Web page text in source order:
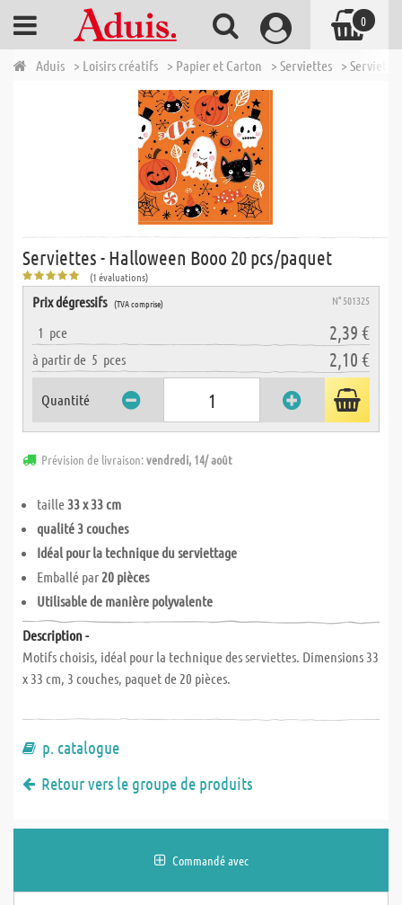
Aduis > Loisirs créatifs > Papier et Carton > Serviettes >
Serviettes - Halloween Booo 20 pcs/paquet
(1 évaluations)
Prix dégressifs (TVA comprise) N° 501325
1 pce 2,39 €
à partir de 5 pces 2,10 €
Quantité
Prévision de livraison:vendredi, 14/ août
taille 33 x 33 cm
qualité 3 couches
Idéal pour la technique du serviettage
Emballé par20 pièces
Utilisable de manière polyvalente
Description -
Motifs choisis, idéal pour la technique des serviettes. Dimensions 33
x 33 cm, 3 couches, paquet de 20 pièces.
p. catalogue
Retour vers le groupe de produits
Commandé avec
0